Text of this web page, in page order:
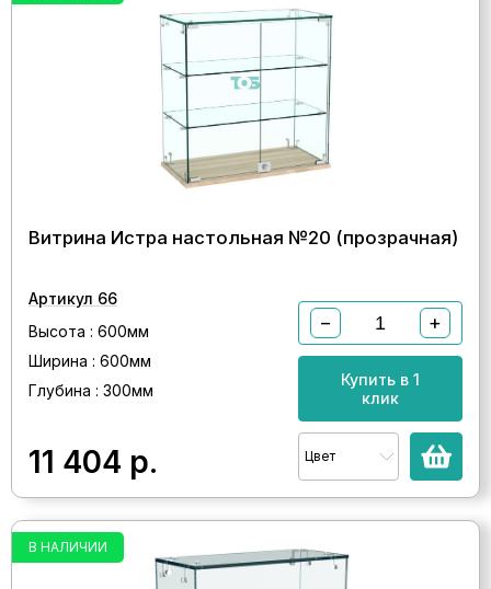
Витрина Истра настольная №20 (прозрачная)
Артикул 66
Высота : 600мм
Ширина : 600мм
Глубина : 300мм
11 404 р.
− +
Купить в 1
клик
Цвет
В НАЛИЧИИ